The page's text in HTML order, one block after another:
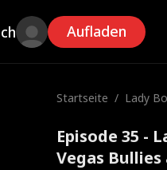
Aufladen
Startseite / Lady
Episode 35 -
Vegas